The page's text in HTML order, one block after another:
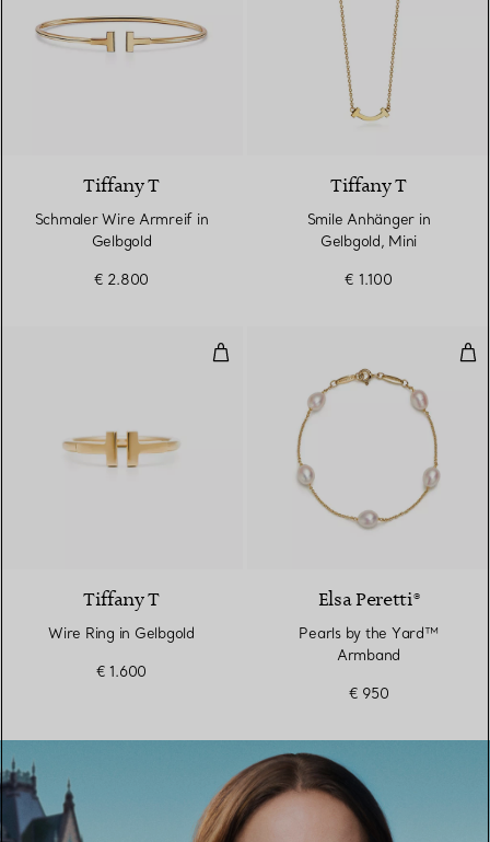
3 Materialien
Tiffany T
Schmaler Wire Armreif in
Gelbgold
€ 2.800
Tiffany T
Smile Anhänger in
Gelbgold, Mini
€ 1.100
Wire Ring in Gelbgold
Tiffany T
Wire Ring in Gelbgold
€ 1.600
Elsa Peretti®
Pearls by the Yard™
Armband
€ 950